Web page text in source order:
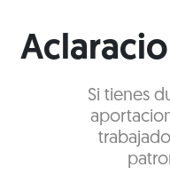
Si tienes